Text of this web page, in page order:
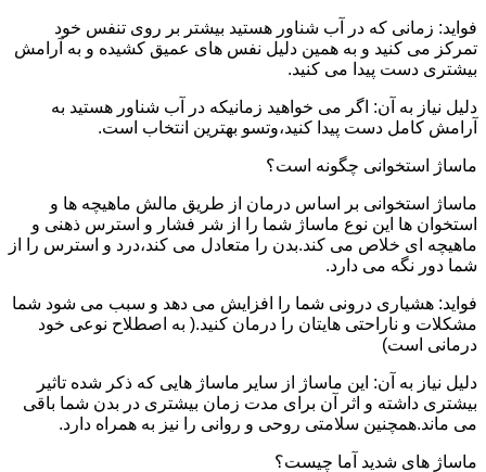
فواید: زمانی که در آب شناور هستید بیشتر بر روی تنفس خود
تمرکز می کنید و به همین دلیل نفس های عمیق کشیده و به آرامش
بیشتری دست پیدا می کنید.
دلیل نیاز به آن: اگر می خواهید زمانیکه در آب شناور هستید به
آرامش کامل دست پیدا کنید،وتسو بهترین انتخاب است.
ماساژ استخوانی چگونه است؟
ماساژ استخوانی بر اساس درمان از طریق مالش ماهیچه ها و
استخوان ها این نوع ماساژ شما را از شر فشار و استرس ذهنی و
ماهیچه ای خلاص می کند.بدن را متعادل می کند،درد و استرس را از
شما دور نگه می دارد.
فواید: هشیاری درونی شما را افزایش می دهد و سبب می شود شما
مشکلات و ناراحتی هایتان را درمان کنید.( به اصطلاح نوعی خود
درمانی است)
دلیل نیاز به آن: این ماساژ از سایر ماساژ هایی که ذکر شده تاثیر
بیشتری داشته و اثر آن برای مدت زمان بیشتری در بدن شما باقی
می ماند.همچنین سلامتی روحی و روانی را نیز به همراه دارد.
ماساژ های شدید آما چیست؟